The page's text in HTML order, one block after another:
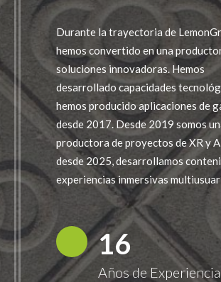
Durante la trayectoria de
hemos convertido en una
soluciones innovadoras. Hemos
desarrollado capacidades
hemos producido aplicaciones de
desde 2017. Desde 2019 somos
productora de proyectos de XR y
desde 2025, desarrollamos
experiencias inmersivas
18
Años de Experiencia